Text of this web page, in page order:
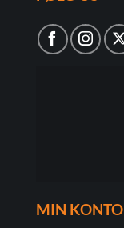
MIN KONTO